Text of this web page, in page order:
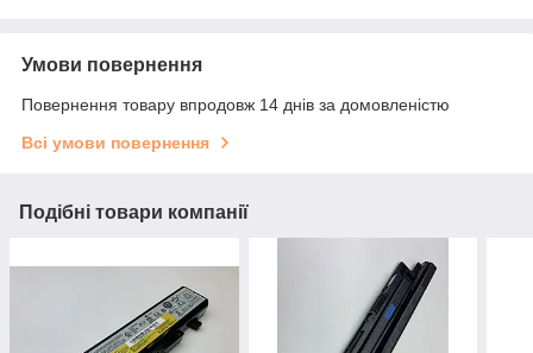
Умови повернення
Повернення товару впродовж 14 днів за домовленістю
Всі умови повернення
Подібні товари компанії